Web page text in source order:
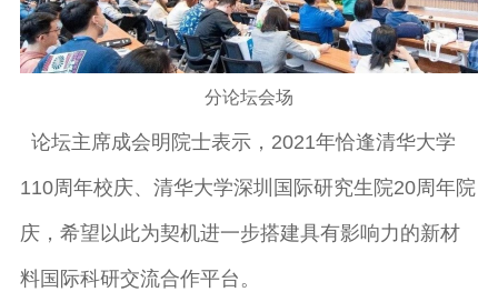
分论坛会场
论坛主席成会明院士表示，2021年恰逢清华大学
110周年校庆、清华大学深圳国际研究生院20周年院
庆，希望以此为契机进一步搭建具有影响力的新材
料国际科研交流合作平台。